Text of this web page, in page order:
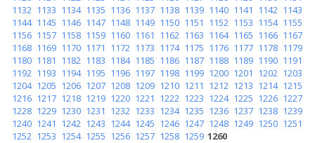
1132 1133 1134 1135 1136 1137 1138 1139 1140 1141 1142 1143
1144 1145 1146 1147 1148 1149 1150 1151 1152 1153 1154 1155
1156 1157 1158 1159 1160 1161 1162 1163 1164 1165 1166 1167
1168 1169 1170 1171 1172 1173 1174 1175 1176 1177 1178 1179
1180 1181 1182 1183 1184 1185 1186 1187 1188 1189 1190 1191
1192 1193 1194 1195 1196 1197 1198 1199 1200 1201 1202 1203
1204 1205 1206 1207 1208 1209 1210 1211 1212 1213 1214 1215
1216 1217 1218 1219 1220 1221 1222 1223 1224 1225 1226 1227
1228 1229 1230 1231 1232 1233 1234 1235 1236 1237 1238 1239
1240 1241 1242 1243 1244 1245 1246 1247 1248 1249 1250 1251
1252 1253 1254 1255 1256 1257 1258 1259 1260